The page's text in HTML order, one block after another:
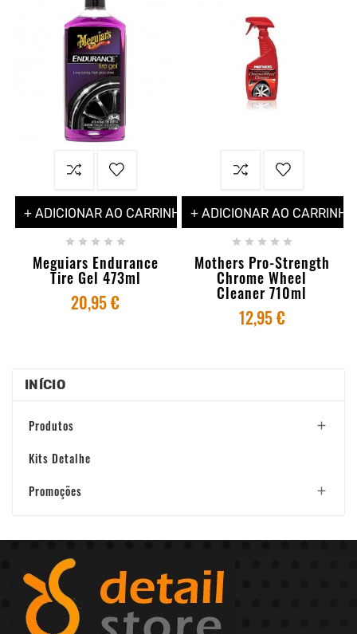
+ ADICIONAR AO CARRINHO
    
Meguiars Endurance
Tire Gel 473ml
20,95 €
+ ADICIONAR AO CARRINHO
    
Mothers Pro-Strength
Chrome Wheel
Cleaner 710ml
12,95 €
INÍCIO
Produtos 
Kits Detalhe
Promoções
